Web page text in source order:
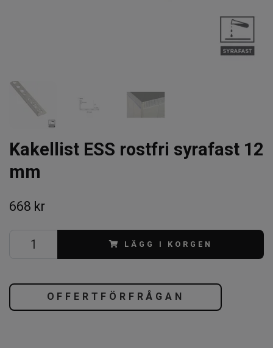
Kakellist ESS rostfri syrafast 12
mm
668 kr
LÄGG I KORGEN
OFFERTFÖRFRÅGAN